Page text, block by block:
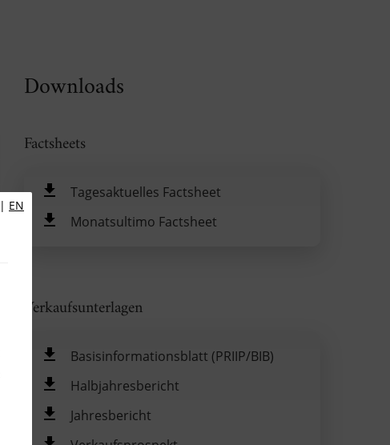
| EN
Downloads
Factsheets
Tagesaktuelles Factsheet
Monatsultimo Factsheet
Verkaufsunterlagen
Basisinformationsblatt (PRIIP/BIB)
Halbjahresbericht
Jahresbericht